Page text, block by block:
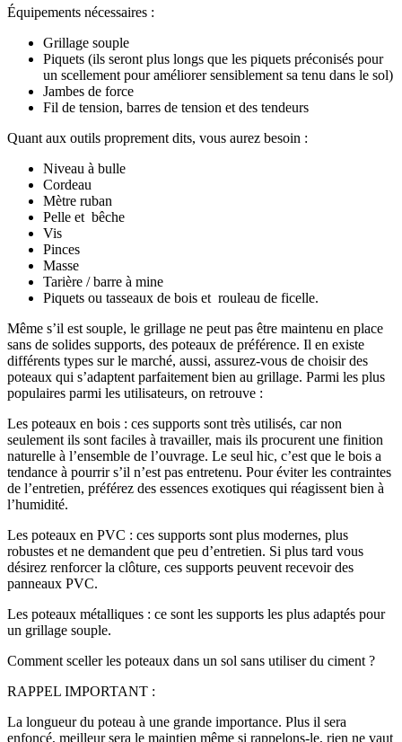
Équipements nécessaires :
Grillage souple
Piquets (ils seront plus longs que les piquets préconisés pour
un scellement pour améliorer sensiblement sa tenu dans le sol)
Jambes de force
Fil de tension, barres de tension et des tendeurs
Quant aux outils proprement dits, vous aurez besoin :
Niveau à bulle
Cordeau
Mètre ruban
Pelle et bêche
Vis
Pinces
Masse
Tarière / barre à mine
Piquets ou tasseaux de bois et rouleau de ficelle.
Même s’il est souple, le grillage ne peut pas être maintenu en place
sans de solides supports, des poteaux de préférence. Il en existe
différents types sur le marché, aussi, assurez-vous de choisir des
poteaux qui s’adaptent parfaitement bien au grillage. Parmi les plus
populaires parmi les utilisateurs, on retrouve :
Les poteaux en bois : ces supports sont très utilisés, car non
seulement ils sont faciles à travailler, mais ils procurent une finition
naturelle à l’ensemble de l’ouvrage. Le seul hic, c’est que le bois a
tendance à pourrir s’il n’est pas entretenu. Pour éviter les contraintes
de l’entretien, préférez des essences exotiques qui réagissent bien à
l’humidité.
Les poteaux en PVC : ces supports sont plus modernes, plus
robustes et ne demandent que peu d’entretien. Si plus tard vous
désirez renforcer la clôture, ces supports peuvent recevoir des
panneaux PVC.
Les poteaux métalliques : ce sont les supports les plus adaptés pour
un grillage souple.
Comment sceller les poteaux dans un sol sans utiliser du ciment ?
RAPPEL IMPORTANT :
La longueur du poteau à une grande importance. Plus il sera
enfoncé, meilleur sera le maintien même si rappelons-le, rien ne vaut